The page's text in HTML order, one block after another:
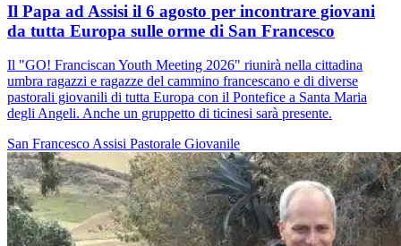
Il Papa ad Assisi il 6 agosto per incontrare giovani
da tutta Europa sulle orme di San Francesco
Il "GO! Franciscan Youth Meeting 2026" riunirà nella cittadina
umbra ragazzi e ragazze del cammino francescano e di diverse
pastorali giovanili di tutta Europa con il Pontefice a Santa Maria
degli Angeli. Anche un gruppetto di ticinesi sarà presente.
San FrancescoAssisi Pastorale Giovanile